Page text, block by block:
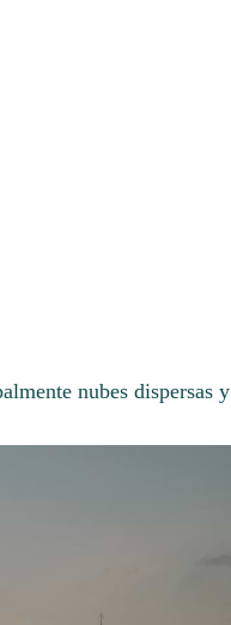
nubes dispersas y